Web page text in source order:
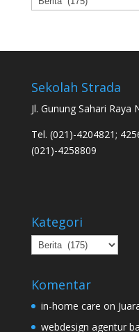
Sekolah Strada
Jl. Gunung Sahari Raya
Tel. (021)-4204821;
(021)-4258809
Kategori
Kategori
Komentar
in-home care on
webdesign agentur